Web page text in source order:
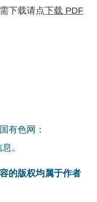
下载请点下载 PDF
有色网：
。
的版权均属于作者